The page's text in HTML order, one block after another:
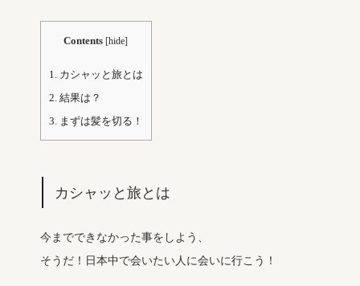
Contents [hide]
1.
カシャッと旅とは
2. 結果は？
3.
まずは髪を切る！
カシャッと旅とは
今までできなかった事をしよう、
そうだ！日本中で会いたい人に会いに行こう！